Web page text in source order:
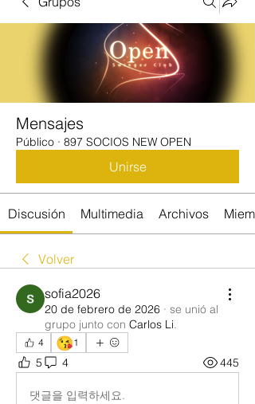
Mensajes
Público · 897 SOCIOS NEW OPEN
Unirse
Discusión Multimedia Archivos
Volver
sofia2026
20 de febrero de 2026 · se unió al
grupo junto con Carlos Li.
4 😘1
5 4 445
댓글을 입력하세요.